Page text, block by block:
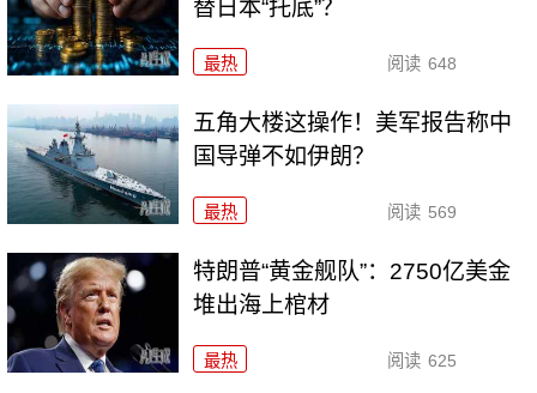
替日本“托底”？
最热 阅读 648
五角大楼这操作！美军报告称中
国导弹不如伊朗？
最热 阅读 569
特朗普“黄金舰队”：2750亿美金
堆出海上棺材
最热 阅读 625